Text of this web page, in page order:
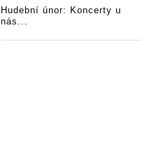
Hudební únor: Koncerty u
nás...